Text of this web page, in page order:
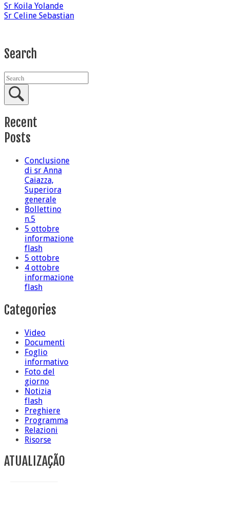
Sr Koila Yolande
Sr Celine Sebastian
Search
Recent
Posts
Conclusione
di sr Anna
Caiazza,
Superiora
generale
Bollettino
n.5
5 ottobre
informazione
flash
5 ottobre
4 ottobre
informazione
flash
Categories
Video
Documenti
Foglio
informativo
Foto del
giorno
Notizia
flash
Preghiere
Programma
Relazioni
Risorse
ATUALIZAÇÃO